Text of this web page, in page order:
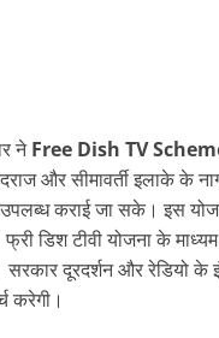
नेFree Dish TV
और सीमावर्ती इलाके के
उपलब्ध कराई जा सके। इस
डिश टीवी योजना के
दूरदर्शन और रेडियो के
करेगी।